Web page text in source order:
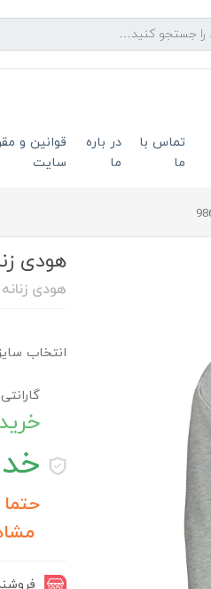
تماس با
ما
در باره
ما
قوانین و
سایت
هودی
هودی
انتخاب
فروشنده: